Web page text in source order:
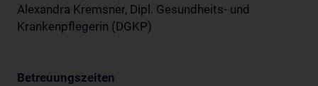
Alexandra Kremsner, Dipl. Gesundheits- und
Krankenpflegerin (DGKP)
Betreuungszeiten